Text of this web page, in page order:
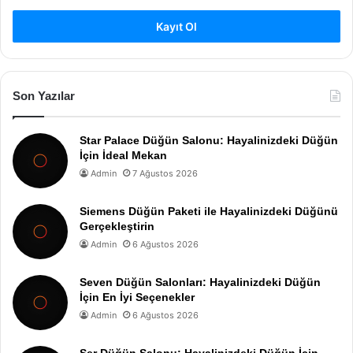
Kayıt Ol
Son Yazılar
Star Palace Düğün Salonu: Hayalinizdeki Düğün
İçin İdeal Mekan
Admin 7 Ağustos 2026
Siemens Düğün Paketi ile Hayalinizdeki Düğünü
Gerçekleştirin
Admin 6 Ağustos 2026
Seven Düğün Salonları: Hayalinizdeki Düğün
İçin En İyi Seçenekler
Admin 6 Ağustos 2026